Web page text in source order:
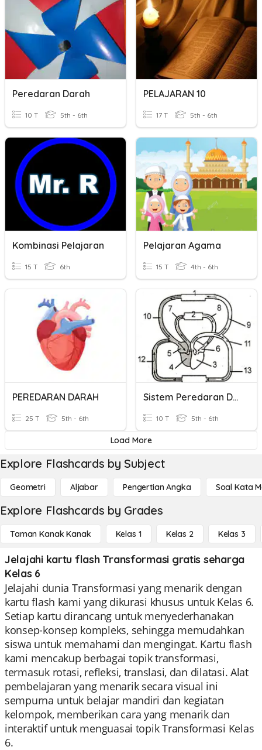
Peredaran Darah
10 T 5th - 6th
PELAJARAN 10
17 T 5th - 6th
Kombinasi Pelajaran
15 T 6th
Pelajaran Agama
15 T 4th - 6th
PEREDARAN DARAH
25 T 5th - 6th
Sistem Peredaran Darah
10 T 5th - 6th
Load More
Explore Flashcards by Subject
Geometri Aljabar Pengertian Angka Soal Kata
Explore Flashcards by Grades
Taman Kanak Kanak Kelas 1 Kelas 2 Kelas 3
Jelajahi kartu flash Transformasi gratis seharga
Kelas 6
Jelajahi dunia Transformasi yang menarik dengan
kartu flash kami yang dikurasi khusus untuk Kelas 6.
Setiap kartu dirancang untuk menyederhanakan
konsep-konsep kompleks, sehingga memudahkan
siswa untuk memahami dan mengingat. Kartu flash
kami mencakup berbagai topik transformasi,
termasuk rotasi, refleksi, translasi, dan dilatasi. Alat
pembelajaran yang menarik secara visual ini
sempurna untuk belajar mandiri dan kegiatan
kelompok, memberikan cara yang menarik dan
interaktif untuk menguasai topik Transformasi Kelas
6.